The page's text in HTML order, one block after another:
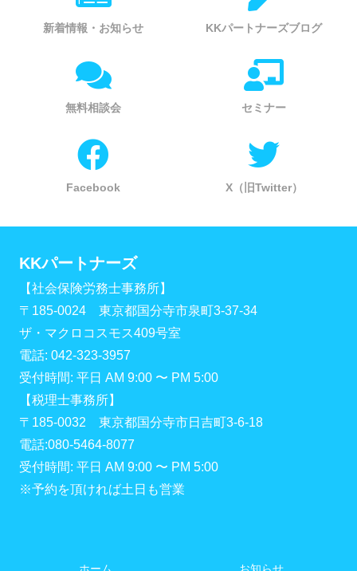
新着情報・お知らせ KKパートナーズブログ
無料相談会 セミナー
Facebook X（旧Twitter）
KKパートナーズ
【社会保険労務士事務所】
〒185-0024 東京都国分寺市泉町3-37-34
ザ・マクロコスモス409号室
電話: 042-323-3957
受付時間: 平日 AM 9:00 〜 PM 5:00
【税理士事務所】
〒185-0032 東京都国分寺市日吉町3-6-18
電話:080-5464-8077
受付時間: 平日 AM 9:00 〜 PM 5:00
※予約を頂ければ土日も営業